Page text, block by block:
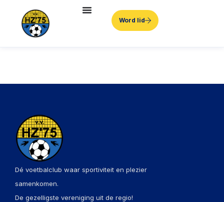
Word lid
Dé voetbalclub waar sportiviteit en plezier
samenkomen.
De gezelligste vereniging uit de regio!